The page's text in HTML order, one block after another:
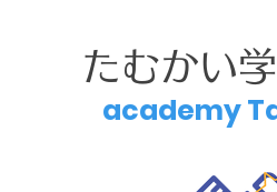
たむかい
academy